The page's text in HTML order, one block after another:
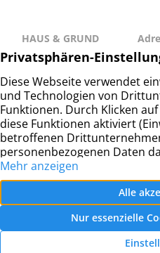
HAUS & GRUND
RAHLSTEDT
Haus- und
Grundeigentümerverein
Hamburg-Rahlstedt e.V.
Str.
© Haus- und
2026 |